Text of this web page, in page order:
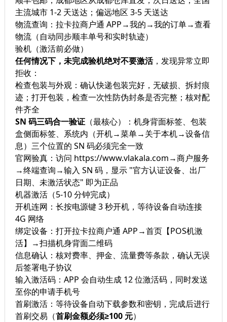
主流城市 1-2 天送达；偏远地区 3-5 天送达
物流查询：拉卡拉商户通 APP→我的→我的订单→查看
物流（自动同步顺丰单号和实时轨迹）
验机（激活前必做）
任何情况下，未完成验机绝对不要激活，发现异常立即
拒收：
检查包装与外观：确认快递包装完好，无破损、拆封痕
迹；打开包装，检查一次性防伪封条是否完整；核对配
件齐全
SN 码三码合一验证（最核心）：机身背面标签、包装
盒侧面标签、系统内（开机→菜单→关于本机→设备信
息）三个位置的 SN 码必须完全一致
官网验真：访问 https://www.vlakala.com→商户服务
→终端查询→输入 SN 码，显示 "官方认证设备、出厂
日期、未激活状态" 即为正品
机器激活（5-10 分钟完成）
开机连网：长按电源键 3 秒开机，等待设备自动连接
4G 网络
绑定设备：打开拉卡拉商户通 APP→首页【POS机激
活】→扫描机身背面二维码
信息确认：核对费率、押金、流量费等条款，确认无误
后签署电子协议
输入激活码：APP 会自动生成 12 位激活码，同时发送
至你的申请手机号
首刷激活：等待设备自动下载参数和密钥，完成后进行
首刷交易（首刷金额必须≥100 元）